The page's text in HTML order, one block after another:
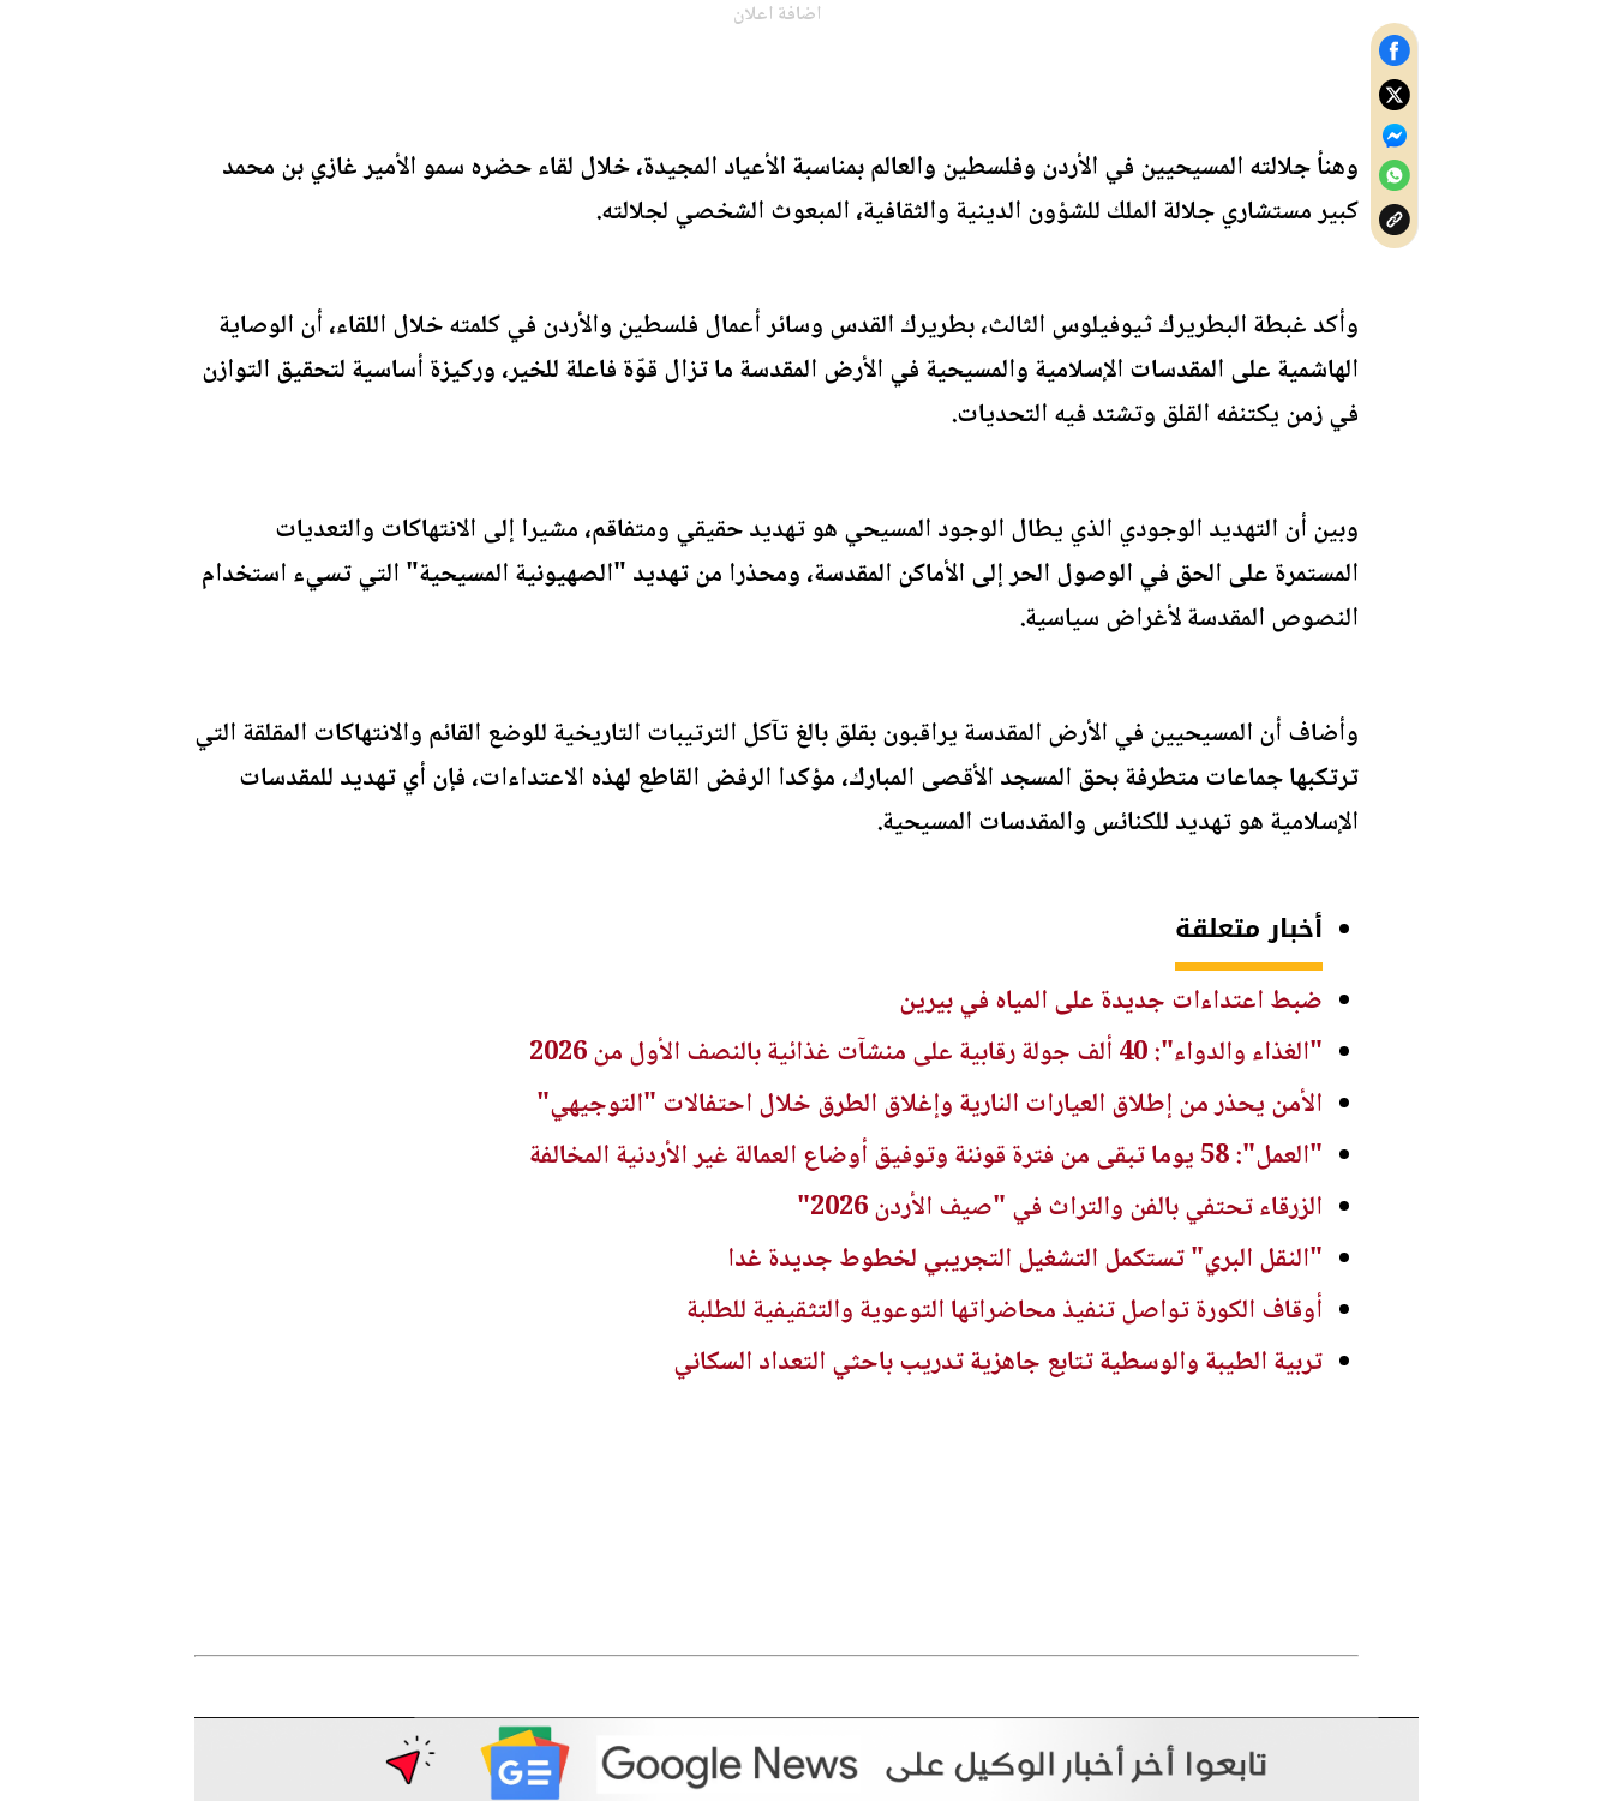
اضافة اعلان
وهنأ جلالته المسيحيين في الأردن وفلسطين والعالم بمناسبة الأعياد المجيدة، خلال لقاء حضره سمو الأمير غازي بن محمد
كبير مستشاري جلالة الملك للشؤون الدينية والثقافية، المبعوث الشخصي لجلالته.
وأكد غبطة البطريرك ثيوفيلوس الثالث، بطريرك القدس وسائر أعمال فلسطين والأردن في كلمته خلال اللقاء، أن الوصاية
الهاشمية على المقدسات الإسلامية والمسيحية في الأرض المقدسة ما تزال قوّة فاعلة للخير، وركيزة أساسية لتحقيق التوازن
في زمن يكتنفه القلق وتشتد فيه التحديات.
وبين أن التهديد الوجودي الذي يطال الوجود المسيحي هو تهديد حقيقي ومتفاقم، مشيرا إلى الانتهاكات والتعديات
المستمرة على الحق في الوصول الحر إلى الأماكن المقدسة، ومحذرا من تهديد "الصهيونية المسيحية" التي تسيء استخدام
النصوص المقدسة لأغراض سياسية.
وأضاف أن المسيحيين في الأرض المقدسة يراقبون بقلق بالغ تآكل الترتيبات التاريخية للوضع القائم والانتهاكات المقلقة التي
ترتكبها جماعات متطرفة بحق المسجد الأقصى المبارك، مؤكدا الرفض القاطع لهذه الاعتداءات، فإن أي تهديد للمقدسات
الإسلامية هو تهديد للكنائس والمقدسات المسيحية.
أخبار متعلقة
ضبط اعتداءات جديدة على المياه في بيرين
"الغذاء والدواء": 40 ألف جولة رقابية على منشآت غذائية بالنصف الأول من 2026
الأمن يحذر من إطلاق العيارات النارية وإغلاق الطرق خلال احتفالات "التوجيهي"
"العمل": 58 يوما تبقى من فترة قوننة وتوفيق أوضاع العمالة غير الأردنية المخالفة
الزرقاء تحتفي بالفن والتراث في "صيف الأردن 2026"
"النقل البري" تستكمل التشغيل التجريبي لخطوط جديدة غدا
أوقاف الكورة تواصل تنفيذ محاضراتها التوعوية والتثقيفية للطلبة
تربية الطيبة والوسطية تتابع جاهزية تدريب باحثي التعداد السكاني